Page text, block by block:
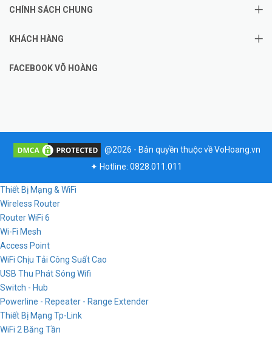
CHÍNH SÁCH CHUNG
KHÁCH HÀNG
FACEBOOK VÕ HOÀNG
@2026 - Bản quyền thuộc về VoHoang.vn
✦ Hotline: 0828.011.011
Thiết Bị Mạng & WiFi
Wireless Router
Router WiFi 6
Wi-Fi Mesh
Access Point
WiFi Chịu Tải Công Suất Cao
USB Thu Phát Sóng Wifi
Switch - Hub
Powerline - Repeater - Range Extender
Thiết Bị Mạng Tp-Link
WiFi 2 Băng Tần